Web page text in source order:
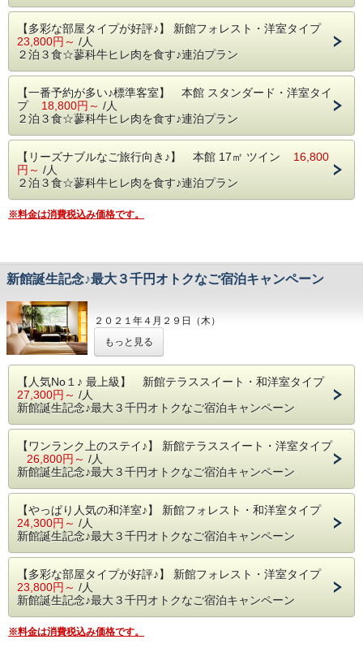
なお、当日お昼頃まで変更可能でございます。
※お夕食は８,８００円相当の蓼科牛ディナー
コースでございます。
【多彩な部屋タイプが好評♪】 新館フォレスト・洋室タイプ
23,800円～ /人
２泊３食☆蓼科牛ヒレ肉を食す♪連泊プラン
【一番予約が多い♪標準客室】 本館 スタンダード・洋室タイ
プ 18,800円～ /人
２泊３食☆蓼科牛ヒレ肉を食す♪連泊プラン
【リーズナブルなご旅行向き♪】 本館 17㎡ ツイン 16,800
円～ /人
２泊３食☆蓼科牛ヒレ肉を食す♪連泊プラン
※料金は消費税込み価格です。
新館誕生記念♪最大３千円オトクなご宿泊キャンペーン
２０２１年４月２９日（木）
「いったい、いつなら予約が取れるの！？」
お待たせしました！
(>_<)/~
２００６年に完成した新館客室は２室しかないため、
多くのお客様からご好評をいただき、連日満室が続いており
ます。
クラシックな雰囲気漂う本館客室も人気なのですが、
「せっかくの軽井沢旅行、やっぱり新館に泊まりたい！」
そう思われるお客様のお声に支えられ、今回の新館建設が実
現しました。
そこで、今回の新館誕生を記念して
特別なご宿泊キャンペーンを実施させていただきます。
もっと見る
【人気No１♪ 最上級】 新館テラススイート・和洋室タイプ
27,300円～ /人
新館誕生記念♪最大３千円オトクなご宿泊キャンペーン
【ワンランク上のステイ♪】 新館テラススイート・洋室タイプ
26,800円～ /人
新館誕生記念♪最大３千円オトクなご宿泊キャンペーン
【やっぱり人気の和洋室♪】 新館フォレスト・和洋室タイプ
24,300円～ /人
新館誕生記念♪最大３千円オトクなご宿泊キャンペーン
【多彩な部屋タイプが好評♪】 新館フォレスト・洋室タイプ
23,800円～ /人
新館誕生記念♪最大３千円オトクなご宿泊キャンペーン
※料金は消費税込み価格です。